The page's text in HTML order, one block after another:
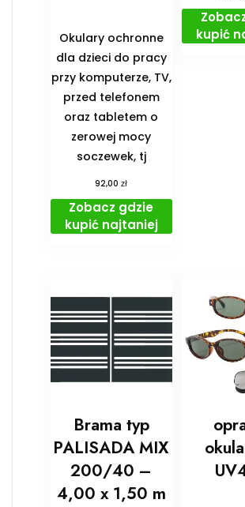
Okulary ochronne
dla dzieci do pracy
przy komputerze, TV,
przed telefonem
oraz tabletem o
zerowej mocy
soczewek, tj
92,00zł
Zobacz gdzie
kupić najtaniej
kupić
Brama typ
PALISADA MIX
200/40 –
4,00 x 1,50 m